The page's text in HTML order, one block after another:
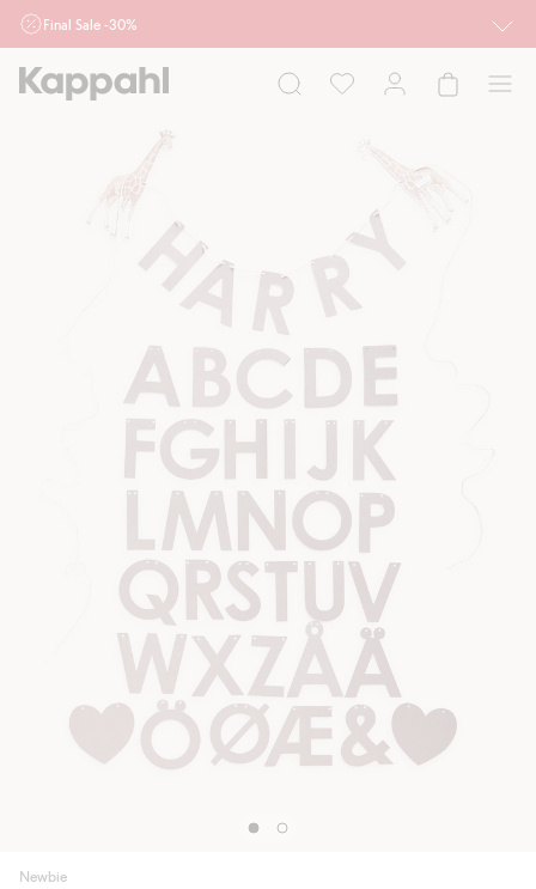
Final Sale -30%
działu outlet do 10.8 w sklepach Kappahl i Newbie oraz na kappahl.com. Ofert
nie łączymy
Mężczyzna
Newbie